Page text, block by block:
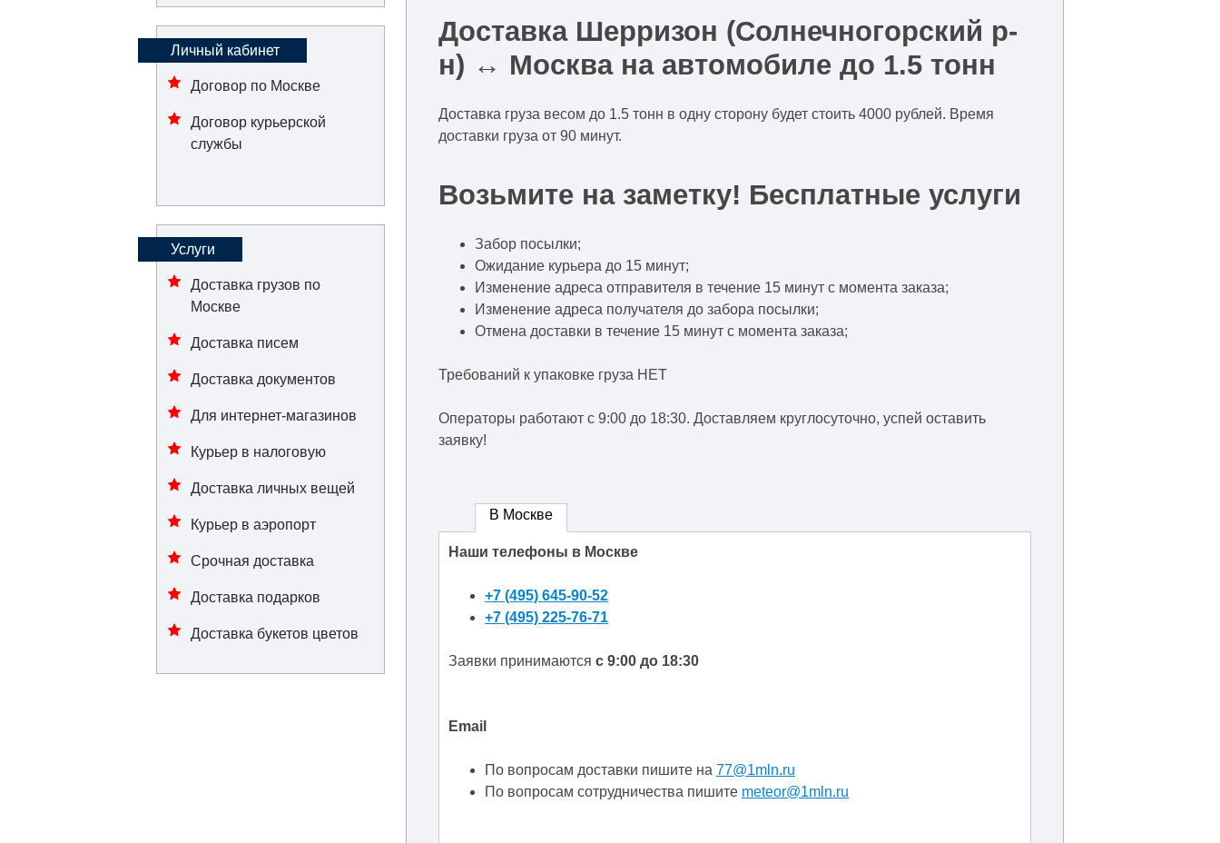
Доставка Шерризон (Солнечногорский р-
н) ↔ Москва на автомобиле до 1.5 тонн
Доставка груза весом до 1.5 тонн в одну сторону будет стоить 4000 рублей. Время
доставки груза от 90 минут.
Возьмите на заметку! Бесплатные услуги
Забор посылки;
Ожидание курьера до 15 минут;
Изменение адреса отправителя в течение 15 минут с момента заказа;
Изменение адреса получателя до забора посылки;
Отмена доставки в течение 15 минут с момента заказа;
Требований к упаковке груза НЕТ
Операторы работают c 9:00 до 18:30. Доставляем круглосуточно, успей оставить
заявку!
В Москве
Наши телефоны в Москве
+7 (495) 645-90-52
+7 (495) 225-76-71
Заявки принимаются с 9:00 до 18:30
Email
По вопросам доставки пишите на 77@1mln.ru
По вопросам сотрудничества пишите meteor@1mln.ru
Личный кабинет
Договор по Москве
Договор курьерской
службы
Услуги
Доставка грузов по
Москве
Доставка писем
Доставка документов
Для интернет-магазинов
Курьер в налоговую
Доставка личных вещей
Курьер в аэропорт
Срочная доставка
Доставка подарков
Доставка букетов цветов